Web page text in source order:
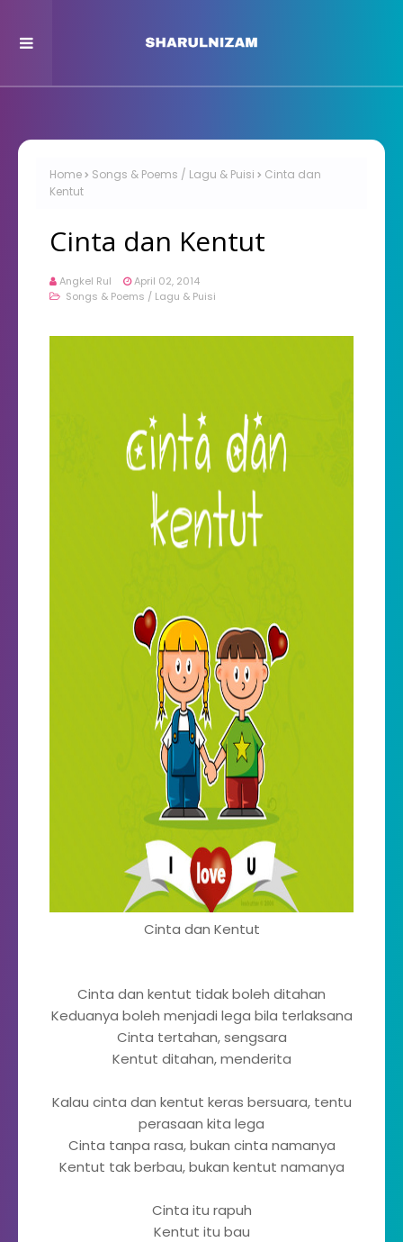
Home Songs & Poems / Lagu & Puisi
Cinta dan
Kentut
Cinta dan Kentut
Angkel Rul
April 02, 2014
Songs & Poems / Lagu & Puisi
Cinta dan Kentut
Cinta dan kentut tidak boleh ditahan
Keduanya boleh menjadi lega bila terlaksana
Cinta tertahan, sengsara
Kentut ditahan, menderita
Kalau cinta dan kentut keras bersuara, tentu
perasaan kita lega
Cinta tanpa rasa, bukan cinta namanya
Kentut tak berbau, bukan kentut namanya
Cinta itu rapuh
Kentut itu bau